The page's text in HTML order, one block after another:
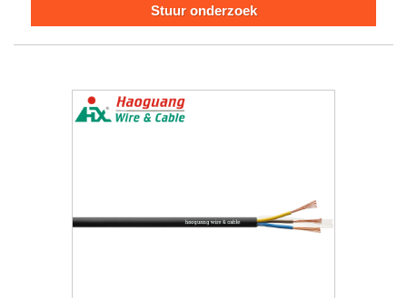
schuren en snijden. Kaal koper, fijndradige geleider, 2 aders
Stuur onderzoek